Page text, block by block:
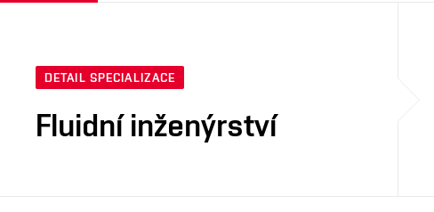
DETAIL SPECIALIZACE
Fluidní inženýrství